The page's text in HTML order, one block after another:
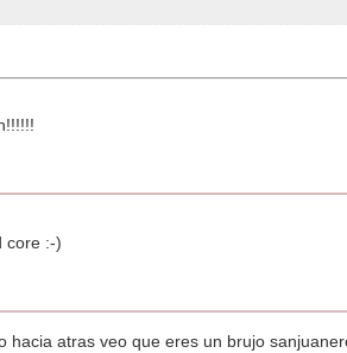
core :-)
atras veo que eres un brujo